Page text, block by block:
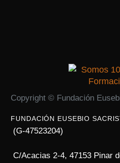
Copyright © Fundación
FUNDACIÓN EUSEBIO
(G-47523204)
C/Acacias 2-4, 47153 Pinar